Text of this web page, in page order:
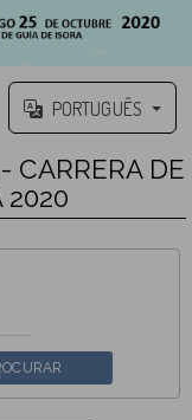
PORTUGUÊS
CARRERA DE
2020